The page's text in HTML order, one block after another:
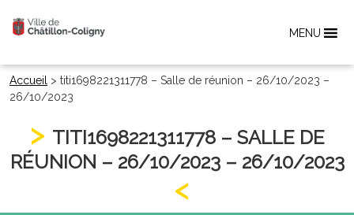
MENU
Accueil > titi1698221311778 – Salle de réunion – 26/10/2023 –
26/10/2023
TITI1698221311778 – SALLE DE
RÉUNION – 26/10/2023 – 26/10/2023